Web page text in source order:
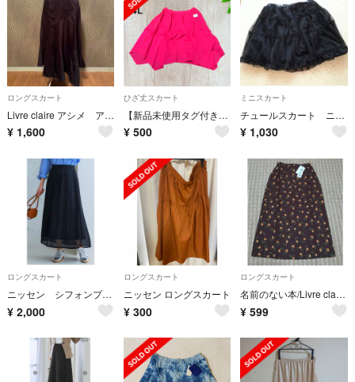
ロングスカート
Livre claire アシメ アシンメトリー イレギュラーヘム スカート
¥ 1,600
ひざ丈スカート
【新品未使用タグ付き】ニッセン 4L デザインスカート ピンク 大きいサイズ
¥ 500
ミニスカート
チュールスカート ニッセン ミニスカート ブラック 黒 フレアスカート オシャレ
¥ 1,030
ロングスカート
ニッセン シフォンプリーツロングスカート ブラック4L
¥ 2,000
ロングスカート
ニッセン ロングスカート
¥ 300
ロングスカート
名前のない本/Livre claire フラワープリント フレアスカート 67
¥ 599